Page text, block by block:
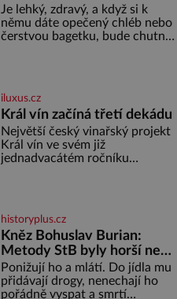
Je lehký, zdravý, a když si k
němu dáte opečený chléb nebo
čerstvou bagetku, bude chutnat
iluxus.cz
Král vín začíná třetí dekádu
Největší český vinařský projekt
Král vín ve svém již
jednadvacátém ročníku
historyplus.cz
Kněz Bohuslav Burian:
Metody StB byly horší než
gestapácké trýznění
Ponižují ho a mlátí. Do jídla mu
přidávají drogy, nenechají ho
pořádně vyspat a smrtí